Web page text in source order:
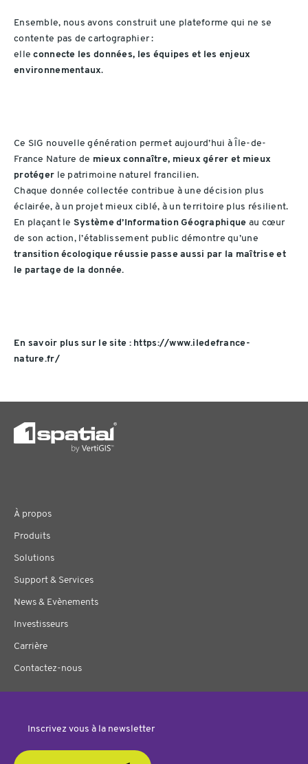
Ensemble, nous avons construit une plateforme qui ne se
contente pas de cartographier :
elleconnecte les données, les équipes et les enjeux
environnementaux.
Ce SIG nouvelle génération permet aujourd’hui à Île-de-
France Nature de mieux connaître, mieux gérer et mieux
protéger le patrimoine naturel francilien.
Chaque donnée collectée contribue à une décision plus
éclairée, à un projet mieux ciblé, à un territoire plus résilient.
En plaçant le Système d’Information Géographique au cœur
de son action, l’établissement public démontre qu’une
transition écologique réussie passe aussi par la maîtrise et
le partage de la donnée.
En savoir plus sur le site : https://www.iledefrance-
nature.fr/
À propos
Produits
Solutions
Support & Services
News & Evènements
Investisseurs
Carrière
Contactez-nous
Inscrivez vous à la newsletter